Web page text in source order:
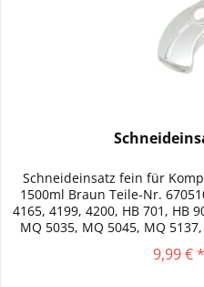
Schneideinsatz fein für
1500ml Braun Teile-Nr.
4165, 4199, 4200, HB 701, HB
MQ 5035, MQ 5045, MQ
9,99 € *